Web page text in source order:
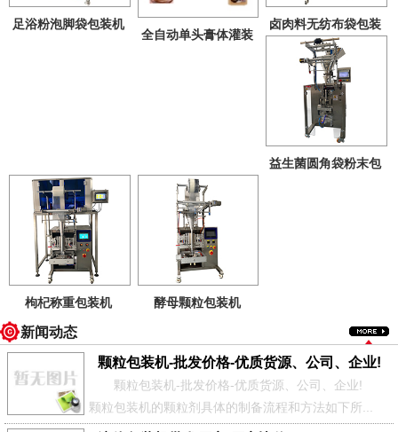
公司将一如既往恪守“优质、高效、创新”的质量方针，坚
持“质量第一、诚信待人、创新发展”的经营原则，矢志不移地
上海巧慈全自动 液体包装机|颗粒包装机|粉末包装机|茶叶包装
机|袋泡茶包装机
电话：021-61843523 邮箱：shqiaoci@126.com 网站：
http://www.shbaozhuangji.net/
足浴粉泡脚袋包装机
全自动单头膏体灌装
卤肉料无纺布袋包装
机
益生菌圆角袋粉末包
枸杞称重包装机 酵母颗粒包装机
新闻动态
颗粒包装机-批发价格-优质货源、公司、企业!
颗粒包装机-批发价格-优质货源、公司、企业!
颗粒包装机的颗粒剂具体的制备流程和方法如下所...